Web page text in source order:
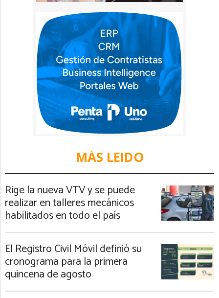
MÁS LEIDO
Rige la nueva VTV y se puede
realizar en talleres mecánicos
habilitados en todo el país
El Registro Civil Móvil definió su
cronograma para la primera
quincena de agosto